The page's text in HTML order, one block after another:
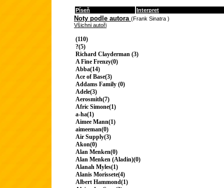
Píseň Interpret
Noty podle autora (Frank Sinatra )
Všichni autoři
(110)
?(5)
Richard Clayderman (3)
A Fine Frenzy(0)
Abba(14)
Ace of Base(3)
Addams Family (0)
Adele(3)
Aerosmith(7)
Afric Simone(1)
a-ha(1)
Aimee Mann(1)
aimeeman(0)
Air Supply(3)
Akon(0)
Alan Menken(0)
Alan Menken (Aladin)(0)
Alanah Myles(1)
Alanis Morissete(4)
Albert Hammond(1)